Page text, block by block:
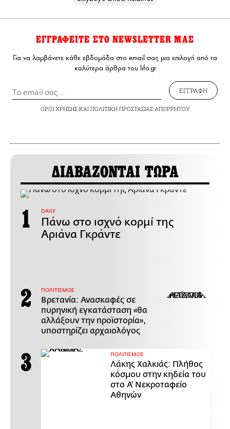
ΕΓΓΡΑΦΕΙΤΕ ΣΤΟ NEWSLETTER ΜΑΣ
Για να λαμβάνετε κάθε εβδομάδα στο email σας μια επιλογή από τα
καλύτερα άρθρα του lifo.gr
ΕΓΓΡΑΦΗ
ΟΡΟΙ ΧΡΗΣΗΣΚΑΙ ΠΟΛΙΤΙΚΗ ΠΡΟΣΤΑΣΙΑΣ ΑΠΟΡΡΗΤΟΥ
ΔΙΑΒΑΖΟΝΤΑΙ ΤΩΡΑ
DAILY
Πάνω στο ισχνό κορμί της
Αριάνα Γκράντε
ΠΟΛΙΤΙΣΜΟΣ
Βρετανία: Ανασκαφές σε
πυρηνική εγκατάσταση «θα
αλλάξουν την προϊστορία»,
υποστηρίζει αρχαιολόγος
ΠΟΛΙΤΙΣΜΟΣ
Λάκης Χαλκιάς: Πλήθος
κόσμου στην κηδεία του
στο Α' Νεκροταφείο
Αθηνών